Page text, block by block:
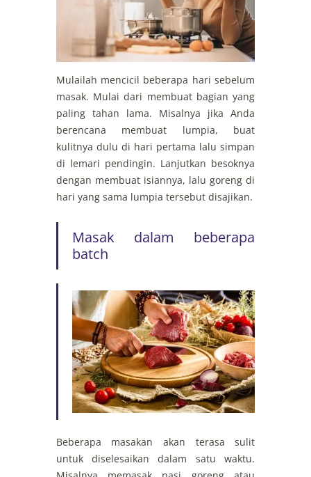
Mulailah mencicil beberapa hari sebelum
masak. Mulai dari membuat bagian yang
paling tahan lama. Misalnya jika Anda
berencana membuat lumpia, buat
kulitnya dulu di hari pertama lalu simpan
di lemari pendingin. Lanjutkan besoknya
dengan membuat isiannya, lalu goreng di
hari yang sama lumpia tersebut disajikan.
Masak dalam beberapa
batch
Beberapa masakan akan terasa sulit
untuk diselesaikan dalam satu waktu.